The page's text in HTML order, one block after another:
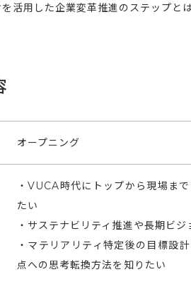
活用した企業変革推進のステップと
オープニング
・VUCA時代にトップから現場ま
たい
・サステナビリティ推進や長期ビ
・マテリアリティ特定後の目標設
点への思考転換方法を知りたい